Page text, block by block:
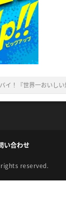
イ！『世界一おいし
い合わせ
reserved.